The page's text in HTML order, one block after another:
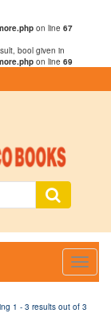
on line 67
bool given in
on line 69
Toggle
1 - 3 results out of 3